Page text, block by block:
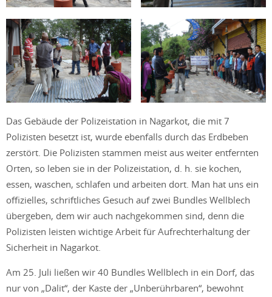
Das Gebäude der Polizeistation in Nagarkot, die mit 7
Polizisten besetzt ist, wurde ebenfalls durch das Erdbeben
zerstört. Die Polizisten stammen meist aus weiter entfernten
Orten, so leben sie in der Polizeistation, d. h. sie kochen,
essen, waschen, schlafen und arbeiten dort. Man hat uns ein
offizielles, schriftliches Gesuch auf zwei Bundles Wellblech
übergeben, dem wir auch nachgekommen sind, denn die
Polizisten leisten wichtige Arbeit für Aufrechterhaltung der
Sicherheit in Nagarkot.
Am 25. Juli ließen wir 40 Bundles Wellblech in ein Dorf, das
nur von „Dalit“, der Kaste der „Unberührbaren“, bewohnt